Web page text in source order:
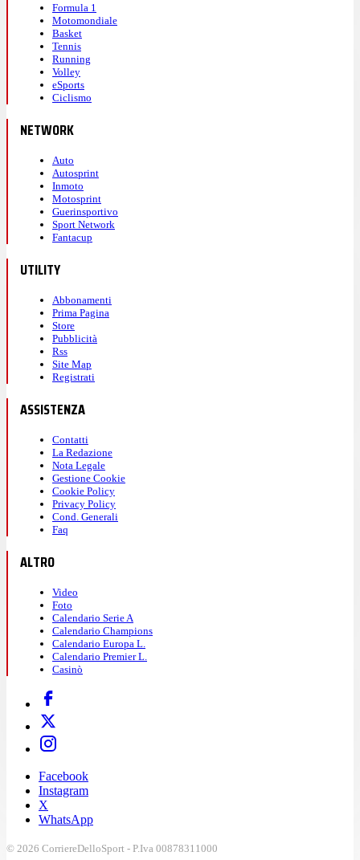
Formula 1
Motomondiale
Basket
Tennis
Running
Volley
eSports
Ciclismo
NETWORK
Auto
Autosprint
Inmoto
Motosprint
Guerinsportivo
Sport Network
Fantacup
UTILITY
Abbonamenti
Prima Pagina
Store
Pubblicità
Rss
Site Map
Registrati
ASSISTENZA
Contatti
La Redazione
Nota Legale
Gestione Cookie
Cookie Policy
Privacy Policy
Cond. Generali
Faq
ALTRO
Video
Foto
Calendario Serie A
Calendario Champions
Calendario Europa L.
Calendario Premier L.
Casinò
Facebook
Instagram
X
WhatsApp
© 2026 CorriereDelloSport - P.Iva 00878311000